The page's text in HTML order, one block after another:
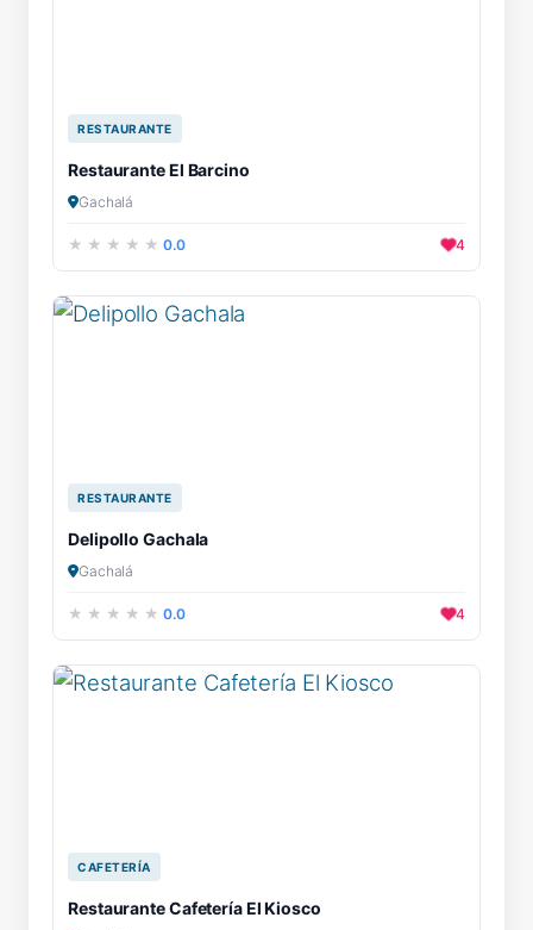
RESTAURANTE
Restaurante El Barcino
Gachalá
0.0 4
RESTAURANTE
Delipollo Gachala
Gachalá
0.0 4
CAFETERÍA
Restaurante Cafetería El Kiosco